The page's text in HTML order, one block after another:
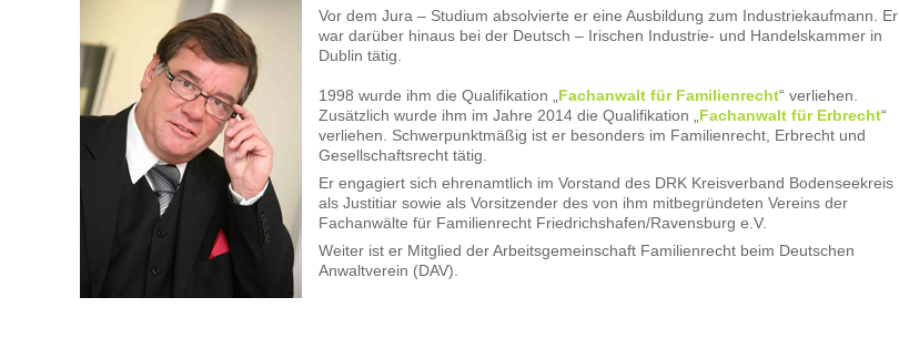
Vor dem Jura – Studium absolvierte er eine Ausbildung zum Industriekaufmann. Er
war darüber hinaus bei der Deutsch – Irischen Industrie- und Handelskammer in
Dublin tätig.
1998 wurde ihm die Qualifikation „ Fachanwalt für Familienrecht“ verliehen.
Zusätzlich wurde ihm im Jahre 2014 die Qualifikation „ Fachanwalt für Erbrecht“
verliehen. Schwerpunktmäßig ist er besonders im Familienrecht, Erbrecht und
Gesellschaftsrecht tätig.
Er engagiert sich ehrenamtlich im Vorstand des DRK Kreisverband Bodenseekreis
als Justitiar sowie als Vorsitzender des von ihm mitbegründeten Vereins der
Fachanwälte für Familienrecht Friedrichshafen/Ravensburg e.V.
Weiter ist er Mitglied der Arbeitsgemeinschaft Familienrecht beim Deutschen
Anwaltverein (DAV).